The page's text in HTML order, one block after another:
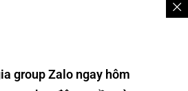
group Zalo ngay hôm